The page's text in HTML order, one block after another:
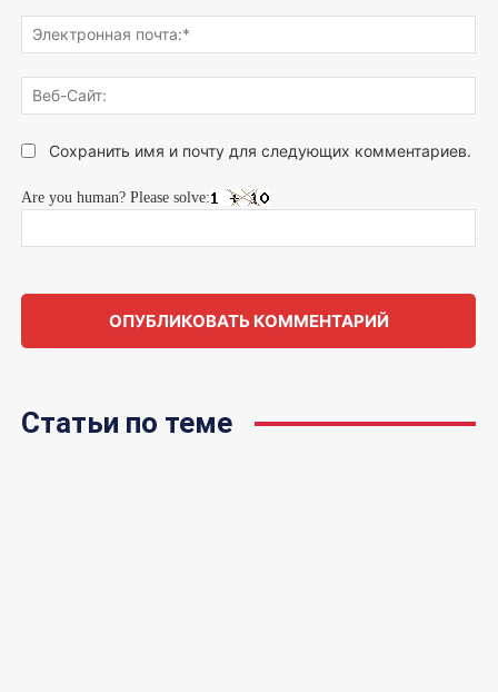
Сохранить имя и почту для следующих комментариев.
Are you human? Please solve:
Статьи по теме